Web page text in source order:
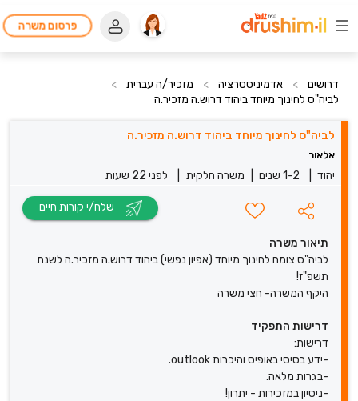
פרסום משרה
דרושים > אדמיניסטרציה > מזכיר/ה עברית
>
לביה"ס לחינוך מיוחד ביהוד דרוש.ה מזכיר.ה
לביה"ס לחינוך מיוחד ביהוד דרוש.ה מזכיר.ה
אלאור
יהוד 1-2 שנים משרה חלקית לפני 22 שעות
תיאור משרה
לביה"ס צומח לחינוך מיוחד (אפיון נפשי) ביהוד דרוש.ה מזכיר.ה לשנת
תשפ"ז!
היקף המשרה- חצי משרה
דרישות התפקיד
דרישות:
-ידע בסיסי באופיס והיכרות outlook.
-בגרות מלאה.
-ניסיון במזכירות - יתרון!